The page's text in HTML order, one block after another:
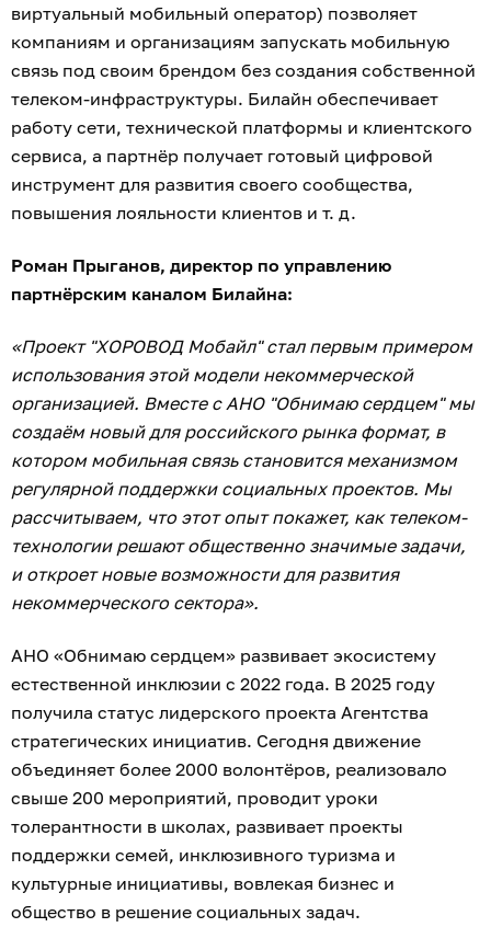
виртуальный мобильный оператор) позволяет
компаниям и организациям запускать мобильную
связь под своим брендом без создания собственной
телеком-инфраструктуры. Билайн обеспечивает
работу сети, технической платформы и клиентского
сервиса, а партнёр получает готовый цифровой
инструмент для развития своего сообщества,
повышения лояльности клиентов и т. д.
Роман Прыганов, директор по управлению
партнёрским каналом Билайна:
«Проект "ХОРОВОД Мобайл" стал первым примером
использования этой модели некоммерческой
организацией. Вместе с АНО "Обнимаю сердцем" мы
создаём новый для российского рынка формат, в
котором мобильная связь становится механизмом
регулярной поддержки социальных проектов. Мы
рассчитываем, что этот опыт покажет, как телеком-
технологии решают общественно значимые задачи,
и откроет новые возможности для развития
некоммерческого сектора».
АНО «Обнимаю сердцем» развивает экосистему
естественной инклюзии с 2022 года. В 2025 году
получила статус лидерского проекта Агентства
стратегических инициатив. Сегодня движение
объединяет более 2000 волонтёров, реализовало
свыше 200 мероприятий, проводит уроки
толерантности в школах, развивает проекты
поддержки семей, инклюзивного туризма и
культурные инициативы, вовлекая бизнес и
общество в решение социальных задач.